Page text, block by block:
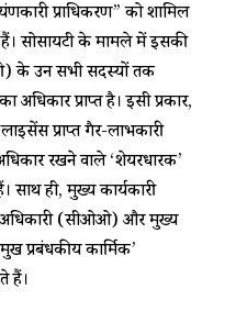
प्राधिकरण” को शामिल
सोसायटी के मामले में इसकी
के उन सभी सदस्यों तक
अधिकार प्राप्त है। इसी प्रकार,
प्राप्त गैर-लाभकारी
रखने वाले ‘शेयरधारक’
ही, मुख्य कार्यकारी
अधिकारी (सीओओ) और मुख्य
प्रबंधकीय कार्मिक’
हैं।